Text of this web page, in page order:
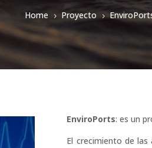
Home 5 Proyecto 5
EnviroPorts: es un
El crecimiento de